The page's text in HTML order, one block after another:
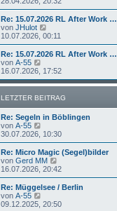
g
r
B
r
u
e
s
t
r
B
e
t
a
g
Re: 15.07.2026 RL After Work …
von JHulot
e
u
e
t
r
B
e
i
t
a
g
10.07.2026, 00:11
Re: 15.07.2026 RL After Work …
von A-55
e
u
e
s
r
e
i
t
r
a
g
16.07.2026, 17:52
LETZTER BEITRAG
Re: Segeln in Böblingen
von A-55
e
u
e
s
t
r
B
e
i
30.07.2026, 10:30
Re: Micro Magic (Segel)bilder
von Gerd MM
e
u
e
t
16.07.2026, 20:42
Re: Müggelsee / Berlin
von A-55
e
09.12.2025, 20:50